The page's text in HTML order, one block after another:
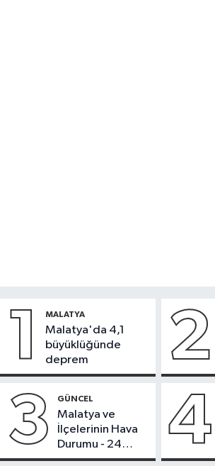
1 MALATYA
Malatya'da 4,1
büyüklüğünde
deprem
2
3 GÜNCEL
Malatya ve
İlçelerinin Hava
Durumu - 24
Temmuz 2026
4